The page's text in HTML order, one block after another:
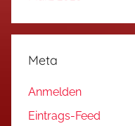
Meta
Anmelden
Eintrags-Feed